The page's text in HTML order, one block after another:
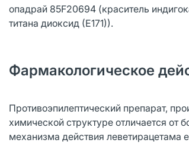
опадрай 85F20694 (краситель
титана диоксид (Е171)).
Фармакологическое
Противоэпилептический препарат,
химической структуре отличается от
механизма действия леветирацетама